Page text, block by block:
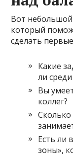
Вот небольшой
который
сделать
Какие
ли
Вы
коллег?
Есть ли
зоны»,